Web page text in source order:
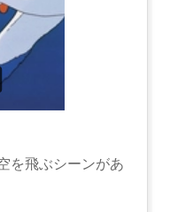
を飛ぶシーンがあ